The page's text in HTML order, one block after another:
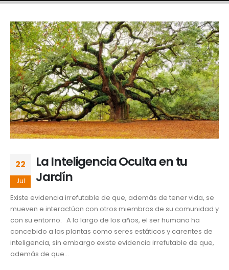
22
Jul
La Inteligencia Oculta en tu
Jardín
Existe evidencia irrefutable de que, además de tener vida, se
mueven e interactúan con otros miembros de su comunidad y
con su entorno. A lo largo de los años, el ser humano ha
concebido a las plantas como seres estáticos y carentes de
inteligencia, sin embargo existe evidencia irrefutable de que,
además de que...